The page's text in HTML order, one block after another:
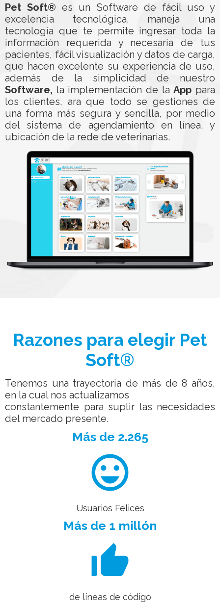
Pet Soft®es un Software de fácil uso y
excelencia tecnológica, maneja una
tecnología que te permite ingresar toda la
información requerida y necesaria de tus
pacientes, fácil visualización y datos de carga,
que hacen excelente su experiencia de uso,
además de la simplicidad de nuestro
Software, la implementación de laApp para
los clientes, ara que todo se gestiones de
una forma más segura y sencilla, por medio
del sistema de agendamiento en línea, y
ubicación de la rede de veterinarias.
Razones para elegir Pet
Soft®
Tenemos una trayectoria de más de 8 años,
en la cual nos actualizamos
constantemente para suplir las necesidades
del mercado presente.
Más de 2.265
sentiment_very_satisfied
Usuarios Felices
Más de 1 millón
thumb_up_alt
de líneas de código